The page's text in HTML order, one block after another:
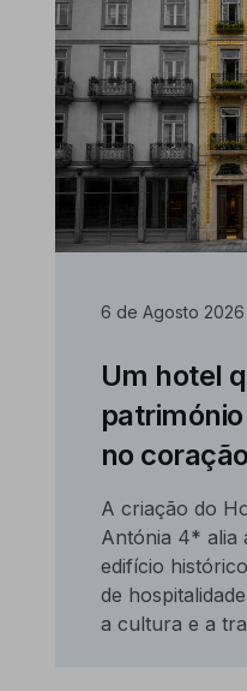
6 de Agosto 2026
Um hotel
no
A criação do
Antónia 4* alia
edifício
de
a cultura e a